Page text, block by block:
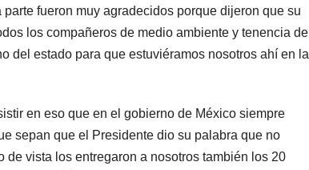
fueron muy agradecidos porque dijeron que su
los compañeros de medio ambiente y tenencia de
del estado para que estuviéramos nosotros ahí en la
en eso que en el gobierno de México siempre
sepan que el Presidente dio su palabra que no
vista los entregaron a nosotros también los 20